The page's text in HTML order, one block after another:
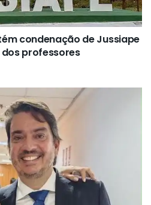
condenação de Jussiape
professores